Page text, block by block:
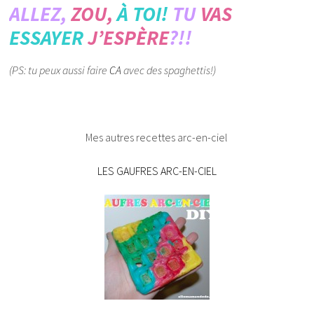
ALLEZ,ZOU, À TOI! TU VAS
ESSAYERJ’ESPÈRE?!!
(PS: tu peux aussi faire CAavec des spaghettis!)
Mes autres recettes arc-en-ciel
LES GAUFRES ARC-EN-CIEL